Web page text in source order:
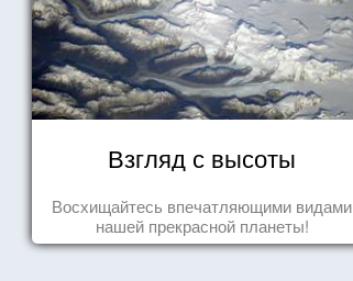
Взгляд с высоты
Восхищайтесь впечатляющими видами
нашей прекрасной планеты!